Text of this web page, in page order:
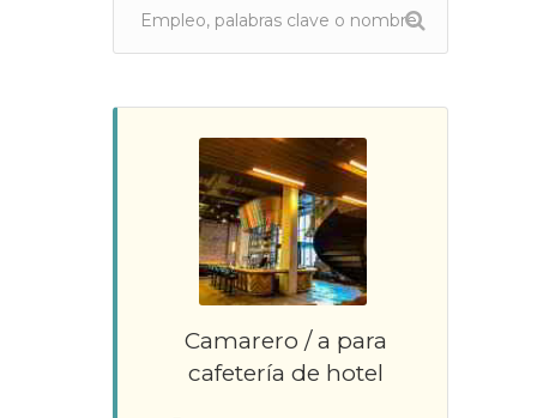
Camarero / a para
cafetería de hotel